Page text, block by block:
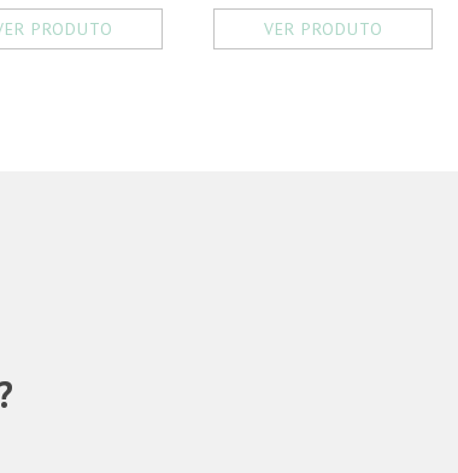
PRODUTO VER PRODUTO